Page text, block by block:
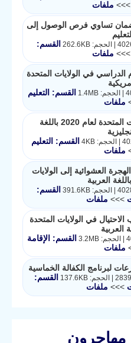
>>> ملفات
ضمان تساوي فرص الوصول إلى
التعليم
القسم:
>>> ملفات
الدراسي في الولايات المتحدة
القسم: التعليم
ملفات
دليل التعليم في الولايات المتحدة لعام 2020 باللغة
القسم: التعليم
ملفات
العشوائية إلى الولايات
العربية
القسم:
>>> ملفات
الاحتيال في الولايات المتحدة
العربية
القسم: الإقامة
ملفات
لبرنامج الكفالة الخماسية
القسم:
>>> ملفات